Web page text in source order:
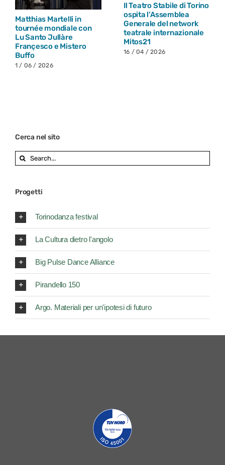
Il Teatro Stabile di Torino
ospita l’Assemblea
Generale del network
teatrale internazionale
Mitos21
16 / 04 / 2026
Ibridi 2026
26 / 03 / 2026
for:
La Cultura dietro l'angolo
Big Pulse Dance Alliance
Pirandello 150
Argo. Materiali per un'ipotesi di futuro